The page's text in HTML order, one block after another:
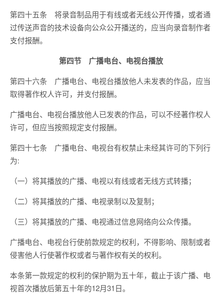
第四十五条 将录音制品用于有线或者无线公开传播，或者通
过传送声音的技术设备向公众公开播送的，应当向录音制作者
支付报酬。
第四节 广播电台、电视台播放
第四十六条 广播电台、电视台播放他人未发表的作品，应当
取得著作权人许可，并支付报酬。
广播电台、电视台播放他人已发表的作品，可以不经著作权人
许可，但应当按照规定支付报酬。
第四十七条 广播电台、电视台有权禁止未经其许可的下列行
为:
（一）将其播放的广播、电视以有线或者无线方式转播；
（二）将其播放的广播、电视录制以及复制；
（三）将其播放的广播、电视通过信息网络向公众传播。
广播电台、电视台行使前款规定的权利，不得影响、限制或者
侵害他人行使著作权或者与著作权有关的权利。
本条第一款规定的权利的保护期为五十年，截止于该广播、电
视首次播放后第五十年的12月31日。